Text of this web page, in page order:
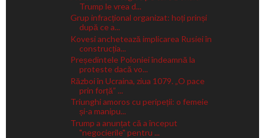
Trump le vrea d...
Grup infracțional organizat: hoți prinși
după ce a...
Kovesi anchetează implicarea Rusiei în
construcția...
Președintele Poloniei îndeamnă la
proteste dacă vo...
Război în Ucraina, ziua 1079. „O pace
prin forță” ...
Triunghi amoros cu peripeții: o femeie
și-a manipu...
Trump a anunțat că a început
"negocierile" pentru ...